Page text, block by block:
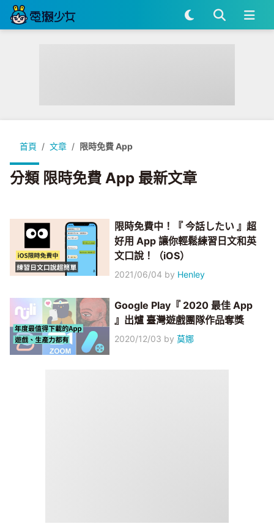
首頁 文章 限時免費 App
分類 限時免費 App 最新文章
限時免費中！『 今話したい 』超
好用 App 讓你輕鬆練習日文和英
文口說！（iOS）
2021/06/04 by Henley
Google Play『 2020 最佳 App
』出爐 臺灣遊戲團隊作品奪獎
2020/12/03 by莫娜